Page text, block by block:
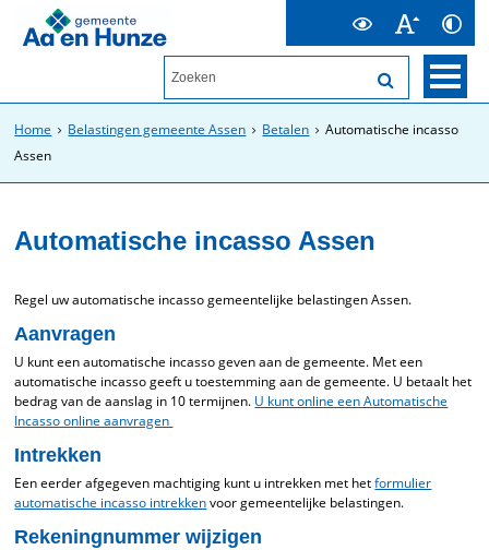
Home Belastingen gemeente Assen Betalen
Automatische incasso
Assen
Automatische incasso Assen
Regel uw automatische incasso gemeentelijke belastingen Assen.
Aanvragen
U kunt een automatische incasso geven aan de gemeente. Met een
automatische incasso geeft u toestemming aan de gemeente. U betaalt het
bedrag van de aanslag in 10 termijnen. U kunt online een Automatische
Incasso online aanvragen
Intrekken
Een eerder afgegeven machtiging kunt u intrekken met hetformulier
automatische incasso intrekkenvoor gemeentelijke belastingen.
Rekeningnummer wijzigen